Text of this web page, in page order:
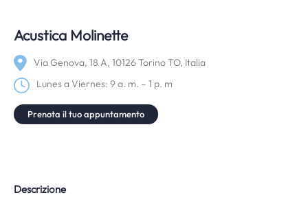
Acustica Molinette
Via Genova, 18 A, 10126 Torino TO, Italia
Lunes a Viernes: 9 a. m. – 1 p. m
Prenota il tuo appuntamento
Descrizione